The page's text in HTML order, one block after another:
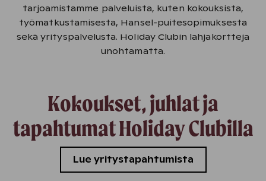
tarjoamistamme palveluista, kuten kokouksista,
työmatkustamisesta, Hansel-puitesopimuksesta
sekä yrityspalvelusta. Holiday Clubin lahjakortteja
unohtamatta.
Kokoukset, juhlat ja
tapahtumat Holiday Clubilla
Lue yritystapahtumista